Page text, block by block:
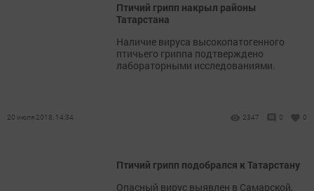
Птичий грипп накрыл районы
Татарстана
Наличие вируса высокопатогенного
птичьего гриппа подтверждено
лабораторными исследованиями.
20 июля 2018, 14:34 2347 0 0
Птичий грипп подобрался к Татарстану
Опасный вирус выявлен в Самарской,